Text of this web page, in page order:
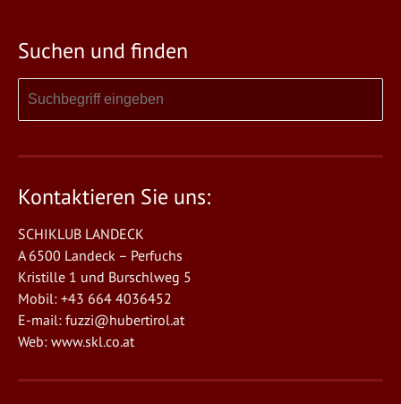
Suchen und finden
Kontaktieren Sie uns:
SCHIKLUB LANDECK
A 6500 Landeck – Perfuchs
Kristille 1 und Burschlweg 5
Mobil: +43 664 4036452
E-mail: fuzzi@hubertirol.at
Web: www.skl.co.at